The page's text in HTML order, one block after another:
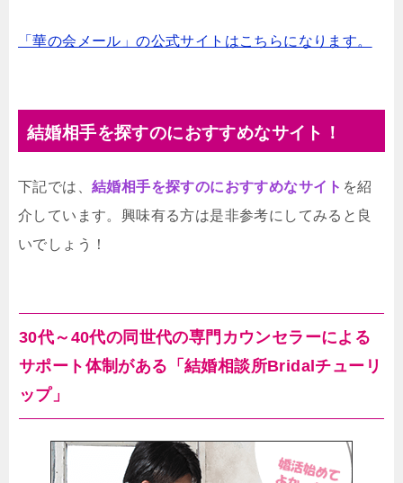
「華の会メール」の公式サイトはこちらになります。
結婚相手を探すのにおすすめなサイト！
下記では、 結婚相手を探すのにおすすめなサイト を紹
介しています。興味有る方は是非参考にしてみると良
いでしょう！
30代～40代の同世代の専門カウンセラーによる
サポート体制がある「結婚相談所Bridalチューリ
ップ」